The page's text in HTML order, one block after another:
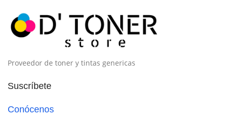
Proveedor de toner y tintas genericas
Suscríbete
Conócenos